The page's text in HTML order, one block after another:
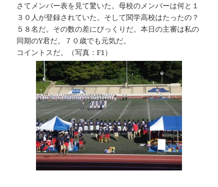
さてメンバー表を見て驚いた。母校のメンバーは何と１
３０人が登録されていた。そして関学高校はたったの？
５８名だ。その数の差にびっくりだ。本日の主審は私の
同期のY君だ。７０歳でも元気だ。
コイントスだ。（写真：F1）